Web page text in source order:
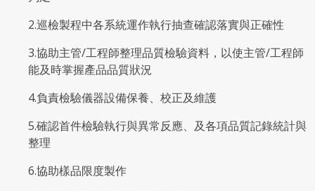
2.巡檢製程中各系統運作執行抽查確認落實與正確性
3.協助主管/工程師整理品質檢驗資料，以使主管/工程師
能及時掌握產品品質狀況
4.負責檢驗儀器設備保養、校正及維護
5.確認首件檢驗執行與異常反應、及各項品質記錄統計與
整理
6.協助樣品限度製作